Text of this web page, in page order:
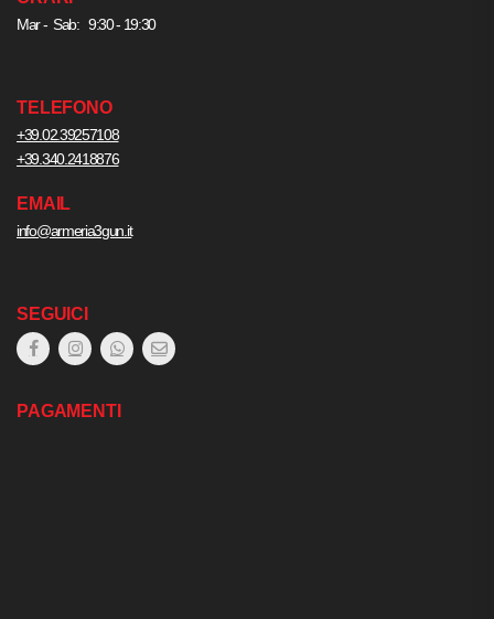
Mar - Sab: 9:30 - 19:30
TELEFONO
+39.02.39257108
+39.340.2418876
EMAIL
info@armeria3gun.it
SEGUICI
PAGAMENTI